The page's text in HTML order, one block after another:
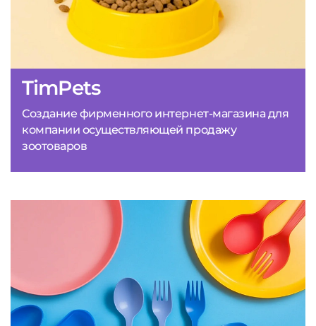
TimPets
Создание фирменного интернет-магазина для
компании осуществляющей продажу
зоотоваров